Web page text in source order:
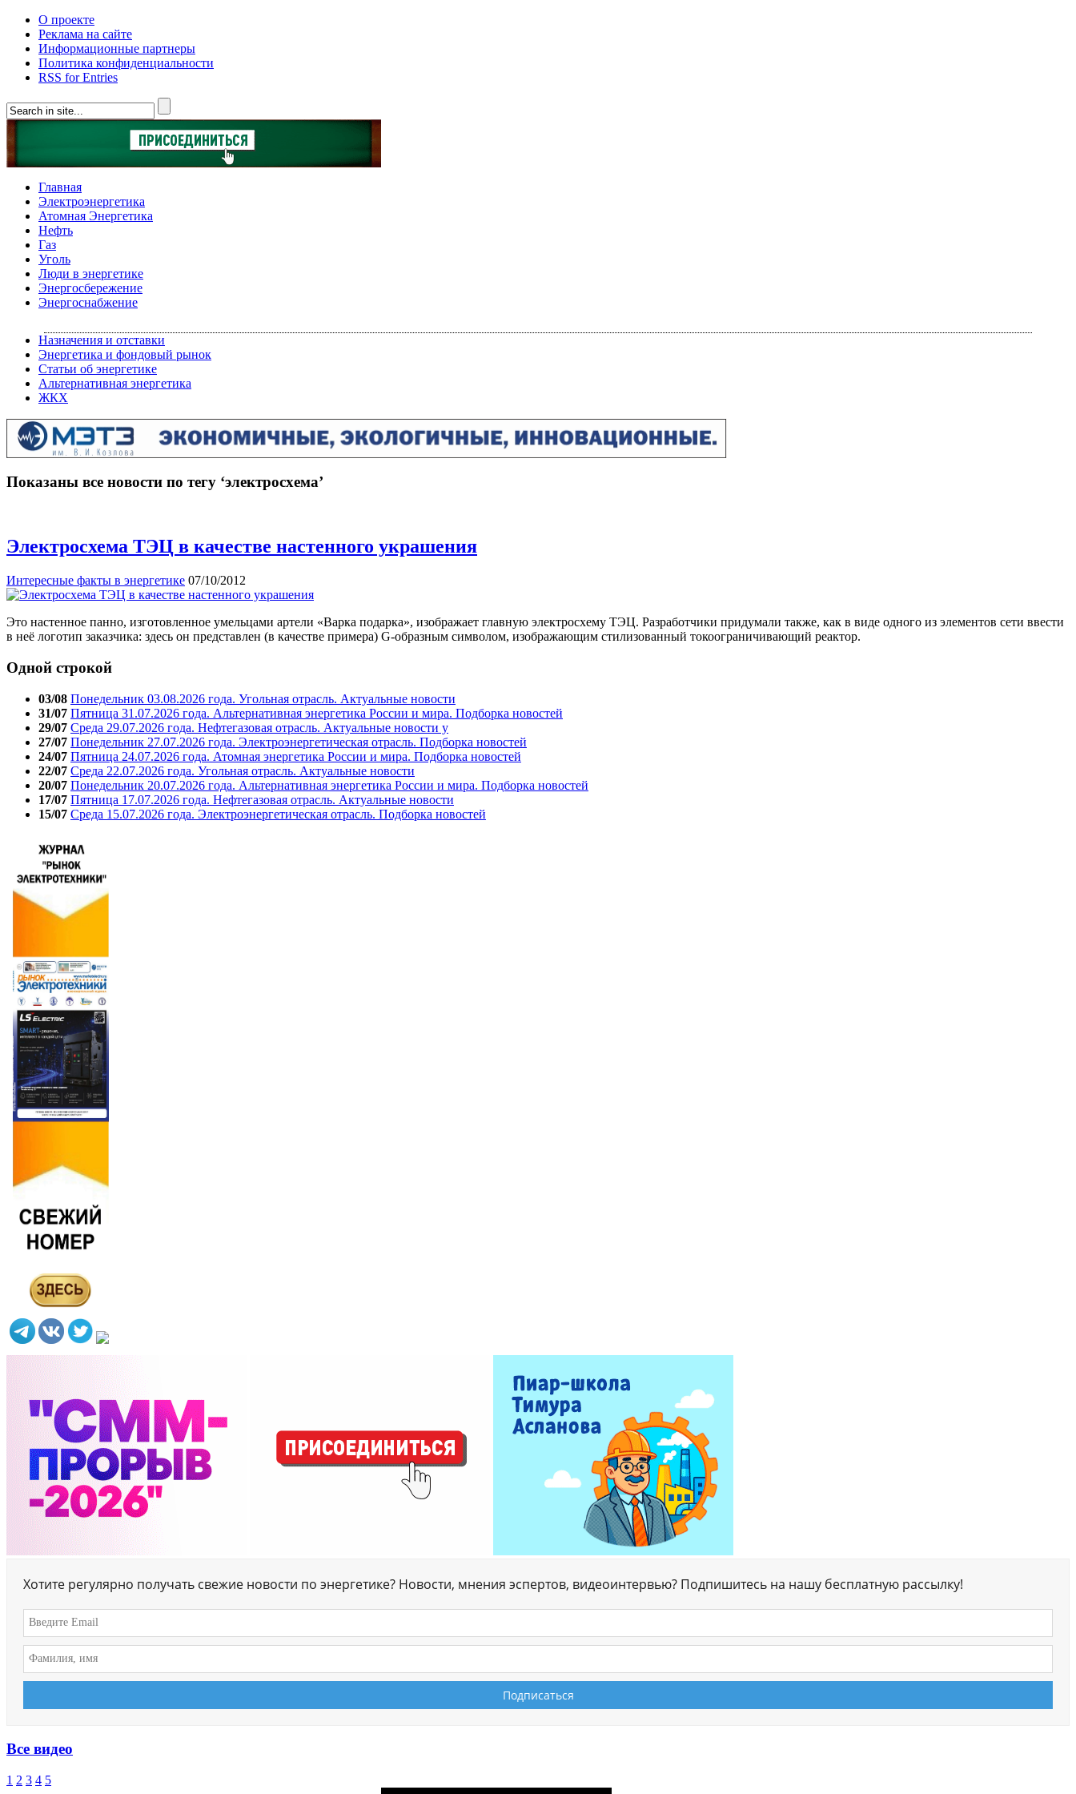
О проекте
Реклама на сайте
Информационные партнеры
Политика конфиденциальности
RSS for Entries
Главная
Электроэнергетика
Атомная Энергетика
Нефть
Газ
Уголь
Люди в энергетике
Энергосбережение
Энергоснабжение
Назначения и отставки
Энергетика и фондовый рынок
Статьи об энергетике
Альтернативная энергетика
ЖКХ
Показаны все новости по тегу ‘электросхема’
Электросхема ТЭЦ в качестве настенного украшения
Интересные факты в энергетике 07/10/2012
Это настенное панно, изготовленное умельцами артели «Варка подарка», изображает главную электросхему ТЭЦ. Разработчики придумали также, как в виде одного из элементов сети ввести
в неё логотип заказчика: здесь он представлен (в качестве примера) G-образным символом, изображающим стилизованный токоограничивающий реактор.
Одной строкой
03/08 Понедельник 03.08.2026 года. Угольная отрасль. Актуальные новости
31/07 Пятница 31.07.2026 года. Альтернативная энергетика России и мира. Подборка новостей
29/07 Среда 29.07.2026 года. Нефтегазовая отрасль. Актуальные новости у
27/07 Понедельник 27.07.2026 года. Электроэнергетическая отрасль. Подборка новостей
24/07 Пятница 24.07.2026 года. Атомная энергетика России и мира. Подборка новостей
22/07 Среда 22.07.2026 года. Угольная отрасль. Актуальные новости
20/07 Понедельник 20.07.2026 года. Альтернативная энергетика России и мира. Подборка новостей
17/07 Пятница 17.07.2026 года. Нефтегазовая отрасль. Актуальные новости
15/07 Среда 15.07.2026 года. Электроэнергетическая отрасль. Подборка новостей
Хотите регулярно получать свежие новости по энергетике? Новости, мнения эспертов, видеоинтервью? Подпишитесь на нашу бесплатную рассылку!
Все видео
1 2 3 4 5